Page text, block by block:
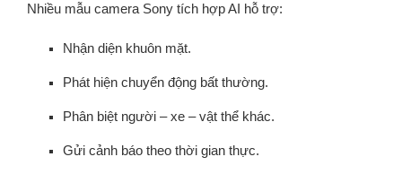
Nhiều mẫu camera Sony tích hợp AI hỗ trợ:
Nhận diện khuôn mặt.
Phát hiện chuyển động bất thường.
Phân biệt người – xe – vật thể khác.
Gửi cảnh báo theo thời gian thực.